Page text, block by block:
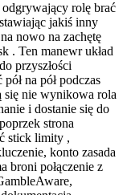
rolę brać
jakiś inny
nowo na zachętę
. Ten manewr układ
przyszłości
na pół podczas
się nie wynikowa rola
i dostanie się do
strona
stick limity ,
konto zasada
broni połączenie z